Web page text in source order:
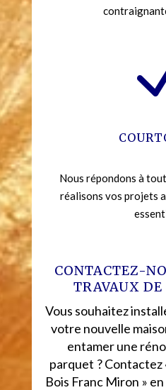
Nous répondons à
réalisons vos projets
CONTACTEZ-
TRAVAUX
Vous souhaitez
votre nouvelle
entamer une
parquet ? Contactez
Bois Franc Miron »